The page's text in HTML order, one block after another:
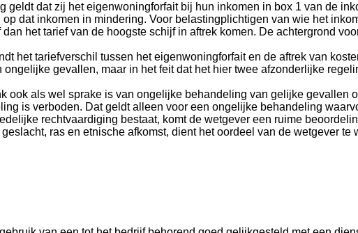
geldt dat zij het eigenwoningforfait bij hun inkomen in box 1 van de
dat inkomen in mindering. Voor belastingplichtigen van wie het
het tarief van de hoogste schijf in aftrek komen. De achtergrond
het tariefverschil tussen het eigenwoningforfait en de aftrek van
gevallen, maar in het feit dat het hier twee afzonderlijke
ook als wel sprake is van ongelijke behandeling van gelijke
is verboden. Dat geldt alleen voor een ongelijke behandeling
rechtvaardiging bestaat, komt de wetgever een ruime
ras en etnische afkomst, dient het oordeel van de wetgever